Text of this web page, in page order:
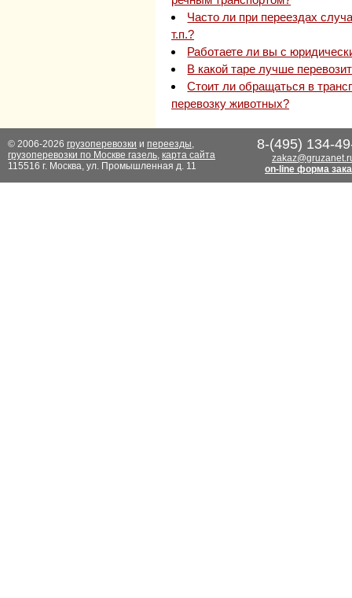
Часто ли при переездах
т.п.?
Работаете ли вы с
В какой таре лучше
Стоит ли обращаться в
перевозку животных?
© 2006-2026 грузоперевозки и переезды,
грузоперевозки по Москве газель, карта сайта
115516 г. Москва, ул. Промышленная д. 11
8-(495) 134-
on-line форма